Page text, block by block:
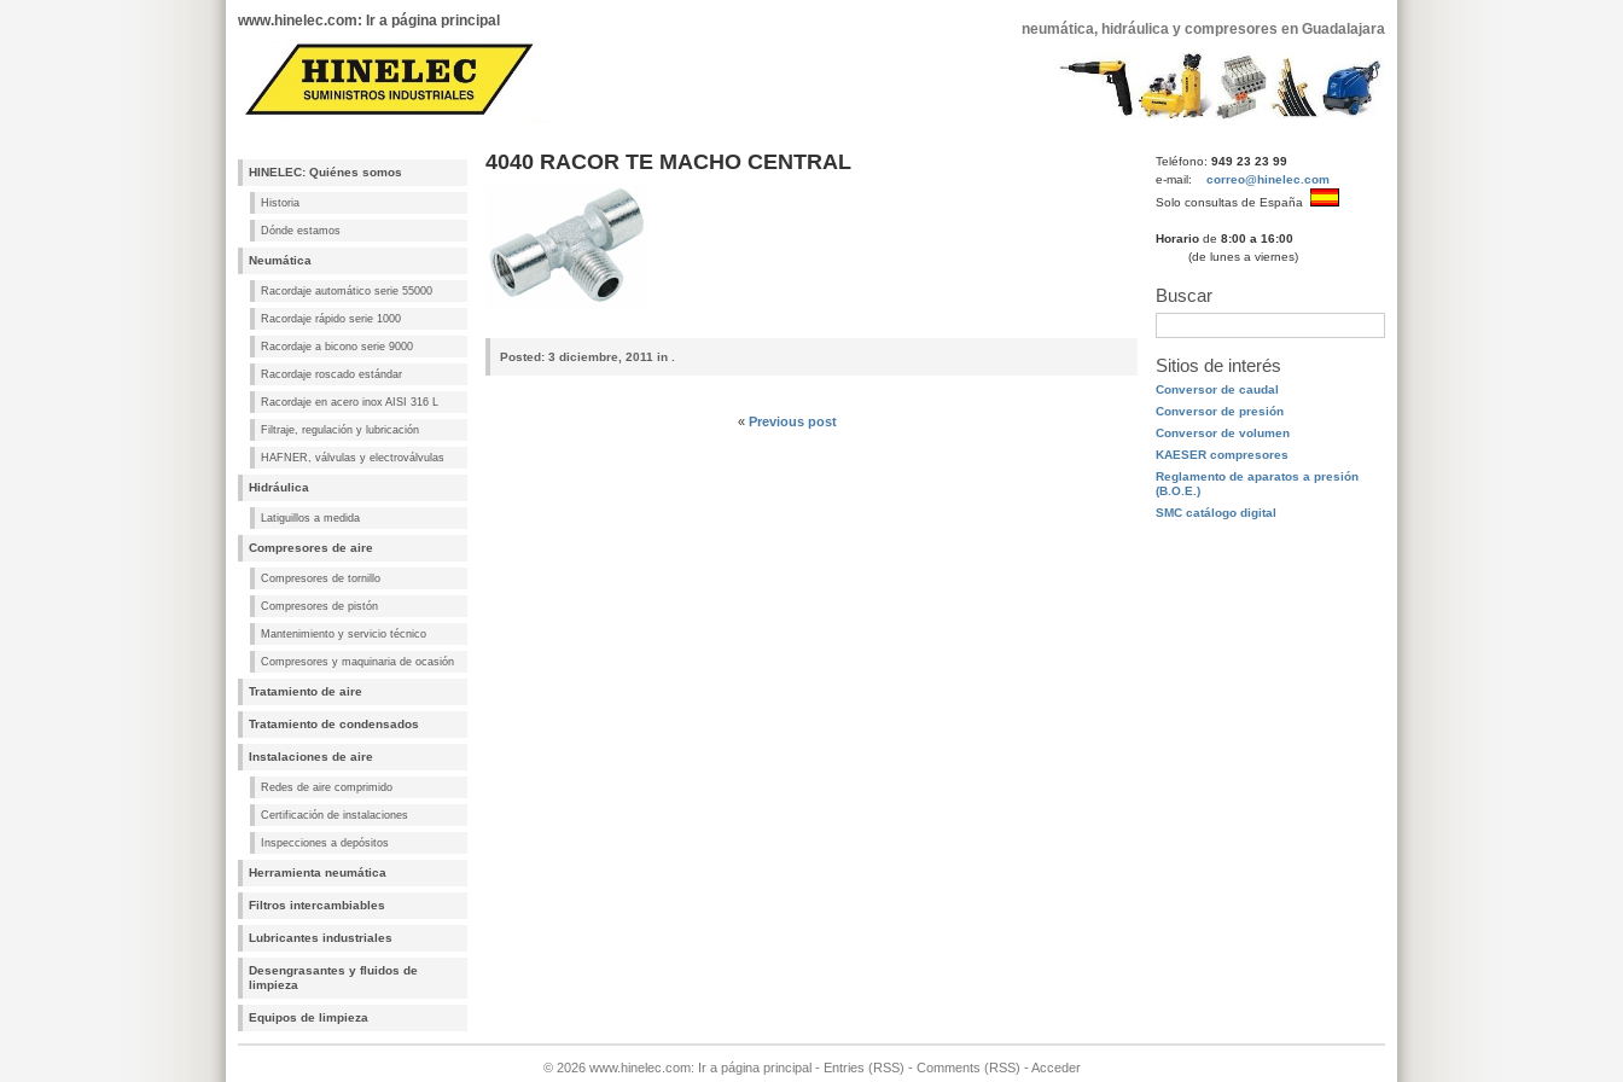
www.hinelec.com: Ir a página principal neumática, hidráulica y compresores en Guadalajara
HINELEC: Quiénes somos
Historia
Dónde estamos
Neumática
Racordaje automático serie 55000
Racordaje rápido serie 1000
Racordaje a bicono serie 9000
Racordaje roscado estándar
Racordaje en acero inox AISI 316 L
Filtraje, regulación y lubricación
HAFNER, válvulas y electroválvulas
Hidráulica
Latiguillos a medida
Compresores de aire
Compresores de tornillo
Compresores de pistón
Mantenimiento y servicio técnico
Compresores y maquinaria de ocasión
Tratamiento de aire
Tratamiento de condensados
Instalaciones de aire
Redes de aire comprimido
Certificación de instalaciones
Inspecciones a depósitos
Herramienta neumática
Filtros intercambiables
Lubricantes industriales
Desengrasantes y fluidos de
limpieza
Equipos de limpieza
Teléfono: 949 23 23 99
e-mail: correo@hinelec.com
Solo consultas de España
Horario de 8:00 a 16:00
(de lunes a viernes)
Buscar
Sitios de interés
Conversor de caudal
Conversor de presión
Conversor de volumen
KAESER compresores
Reglamento de aparatos a presión
(B.O.E.)
SMC catálogo digital
4040 RACOR TE MACHO CENTRAL
Posted: 3 diciembre, 2011 in .
« Previous post
© 2026 www.hinelec.com: Ir a página principal- Entries (RSS) - Comments (RSS) - Acceder